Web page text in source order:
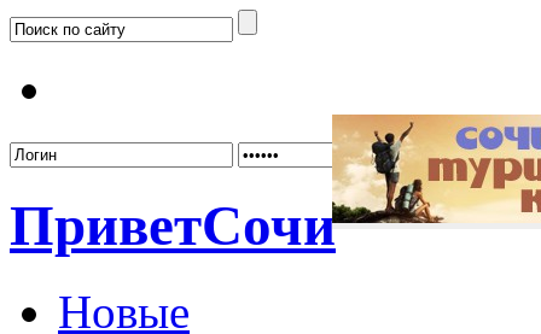
ПриветСочи
Новые